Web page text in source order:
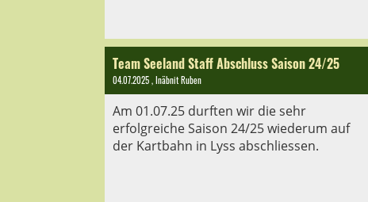
Team Seeland Staff Abschluss Saison 24/25
04.07.2025, Inäbnit Ruben
Am 01.07.25 durften wir die sehr
erfolgreiche Saison 24/25 wiederum auf
der Kartbahn in Lyss abschliessen.